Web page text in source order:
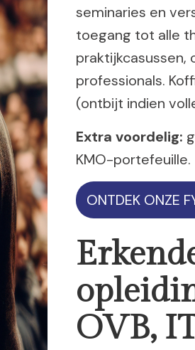
seminaries en
toegang tot alle
praktijkcasussen,
professionals.
(ontbijt indien
Extra voordelig:
KMO-portefeuille.
ONTDEK ONZE
OVB,